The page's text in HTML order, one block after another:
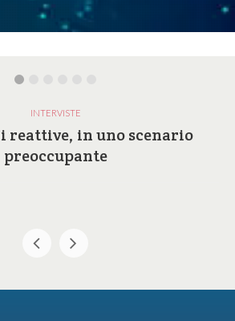
INTERVISTE
reattive, in uno scenario
preoccupante